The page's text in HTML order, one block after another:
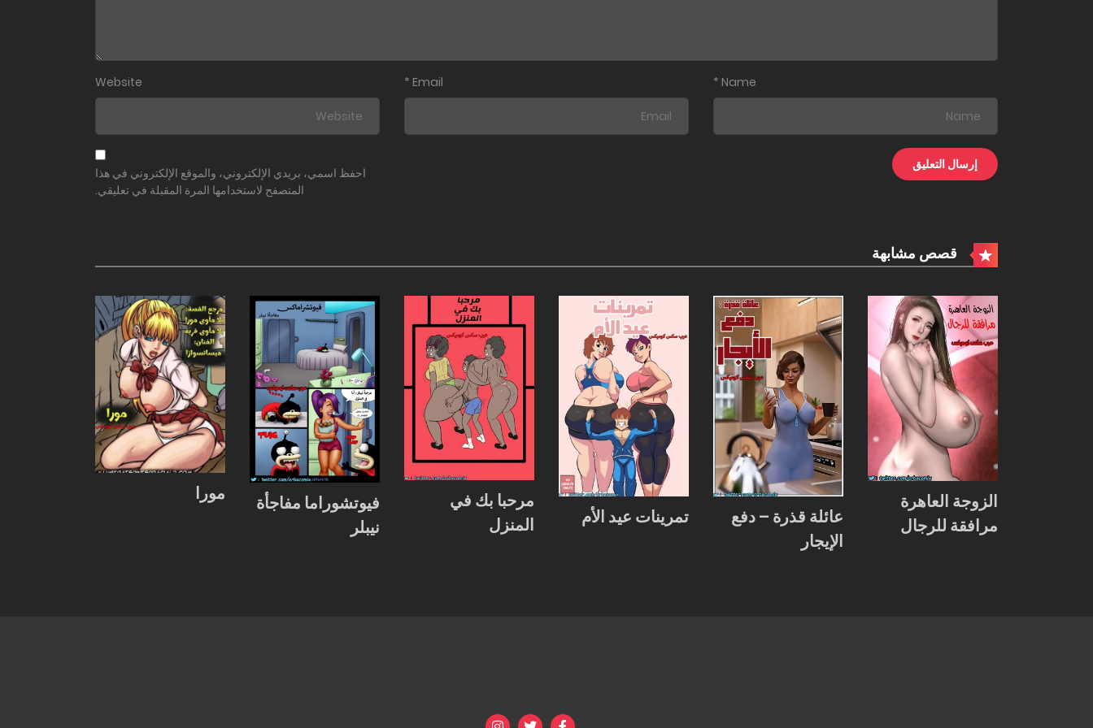
Name
*
Email
*
Website
احفظ اسمي، بريدي الإلكتروني، والموقع الإلكتروني في هذا
المتصفح لاستخدامها المرة المقبلة في تعليقي.
قصص مشابهة
الزوجة العاهرة
مرافقة للرجال
عائلة قذرة – دفع
الإيجار
تمرينات عيد الأم
مرحبا بك في
المنزل
فيوتشوراما مفاجأة
نيبلر
مورا